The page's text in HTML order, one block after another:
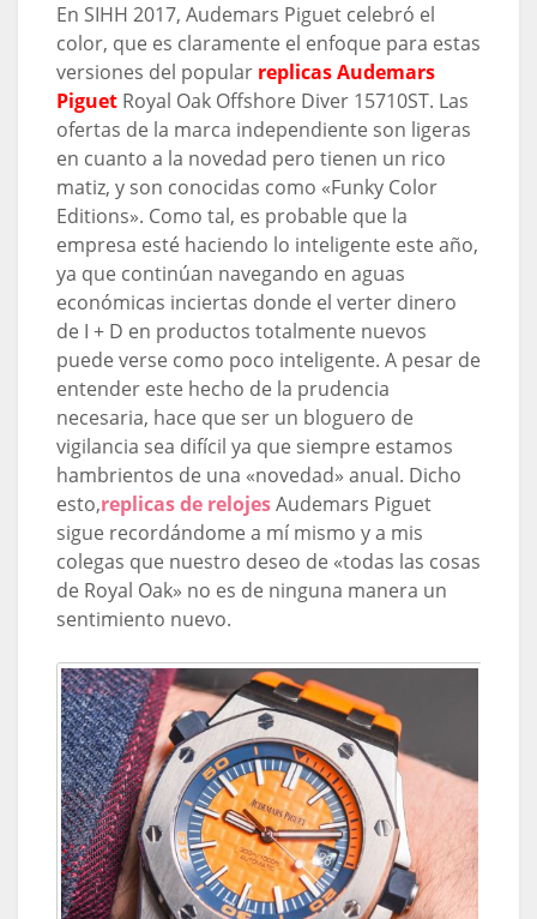
En SIHH 2017, Audemars Piguet celebró el
color, que es claramente el enfoque para estas
versiones del popular replicas Audemars
PiguetRoyal Oak Offshore Diver 15710ST. Las
ofertas de la marca independiente son ligeras
en cuanto a la novedad pero tienen un rico
matiz, y son conocidas como «Funky Color
Editions». Como tal, es probable que la
empresa esté haciendo lo inteligente este año,
ya que continúan navegando en aguas
económicas inciertas donde el verter dinero
de I + D en productos totalmente nuevos
puede verse como poco inteligente. A pesar de
entender este hecho de la prudencia
necesaria, hace que ser un bloguero de
vigilancia sea difícil ya que siempre estamos
hambrientos de una «novedad» anual. Dicho
esto,replicas de relojesAudemars Piguet
sigue recordándome a mí mismo y a mis
colegas que nuestro deseo de «todas las cosas
de Royal Oak» no es de ninguna manera un
sentimiento nuevo.